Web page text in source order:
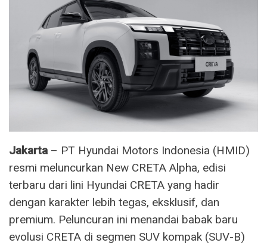
Jakarta– PT Hyundai Motors Indonesia (HMID)
resmi meluncurkan New CRETA Alpha, edisi
terbaru dari lini Hyundai CRETA yang hadir
dengan karakter lebih tegas, eksklusif, dan
premium. Peluncuran ini menandai babak baru
evolusi CRETA di segmen SUV kompak (SUV-B)